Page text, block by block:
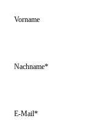
Vorname
Nachname*
E-Mail*